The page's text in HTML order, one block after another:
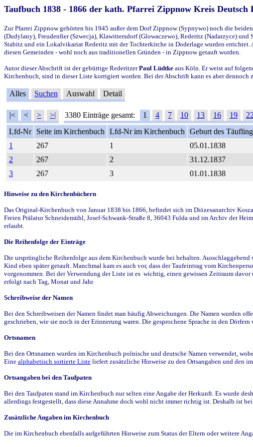
Taufbuch 1838 - 1866 der kath. Pfarrei Zippnow Kreis Deutsch
Zur Pfarrei Zippnow gehörten bis 1945 außer dem Dorf Zippnow (Sypnywo) noch die
(Dudylany), Freudenfier (Szwecja), Klawittersdorf (Glowaczewo), Rederitz (Nadarzyce)
Stabitz und ein Lokalvikariat Rederitz mit der Tochterkirche in Doderlage wurden errichtet.
diesen Gemeinden - wohl noch aus traditionellen Gründen - in Zippnow getauft worden.
Autor dieser Abschrift ist der gebürtige RederitzerPaul Lüdtke aus Köln. Er weist auf
Kirchenbuch, sind in dieser Liste korrigiert worden. Bei der Abschrift kann es aber
Alles Suchen Auswahl Detail
|< < > >| 3380 Einträge gesamt: 1 4 7 10 13 16 19 22
Lfd-Nr
Seite im Kirchenbuch Lfd-Nr im Kirchenbuch Geburt des
1
267 1 05.01.1838
2
267 2 31.12.1837
3
267 3 01.01.1838
Hinweise zu den Kirchenbüchern
Das Original-Kirchenbuch von Januar 1838 bis 1866, befindet sich im Diözesanarchiv
Freien Prälatur Schneidemühl, Josef-Schwank-Straße 8, 36043 Fulda und im Archiv der
erlaubt.
Die Reihenfolge der Einträge
Die ursprüngliche Reihenfolge aus dem Kirchenbuch wurde bei behalten.
Kind eben später getauft. Manchmal kam es auch vor, dass der Taufeintrag vom
vorgenommen. Bei der Verwendung der Liste ist es wichtig, einen gewissen Zeitraum
erfolgt nach Tag, Monat und Jahr.
Schreibweise der Namen
Bei den Schreibweisen der Namen findet man häufig Abweichungen. Die Namen wurden
geschrieben, wie sie noch in der Erinnerung waren. Die gesprochene Sprache in den
Ortsnamen
Bei den Ortsnamen wurden im Kirchenbuch polnische und deutsche Namen verwendet,
Eine alphabetisch sortierte Liste liefert zusätzliche Hinweise zu den Ortsangaben und den
Ortsangaben bei den Taufpaten
Bei den Taufpaten stand im Kirchenbuch nur selten eine Angabe der Herkunft. Es wurde
allerdings festgestellt, dass diese Annahme doch wohl nicht immer richtig ist. Deshalb ist
Zusätzliche Angaben im Kirchenbuch
Die im Kirchenbuch ebenfalls aufgeführten Hinweise zum Status der Eltern oder weitere